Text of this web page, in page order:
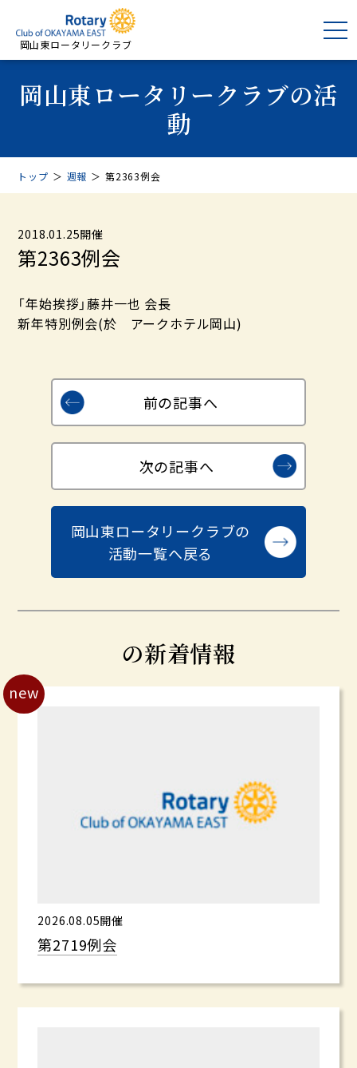
岡山東ロータリークラブ
岡山東ロータリークラブの活
動
トップ ＞ 週報 ＞ 第2363例会
2018.01.25開催
第2363例会
「年始挨拶」藤井一也 会長
新年特別例会(於 アークホテル岡山)
前の記事へ
岡山東ロータリークラブの
活動一覧へ戻る
次の記事へ
の新着情報
new
2026.08.05開催
第2719例会